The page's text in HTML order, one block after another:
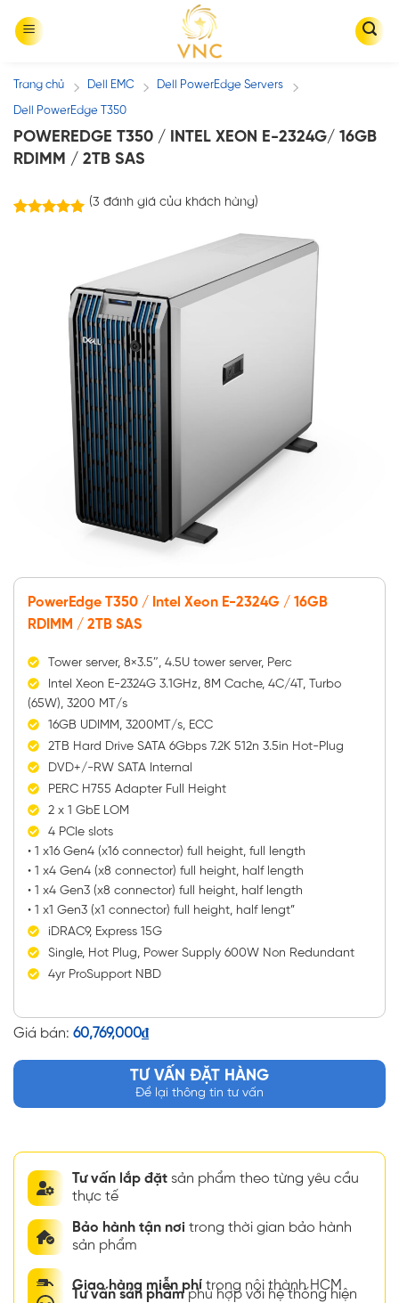
Trang chủ / Dell EMC / Dell PowerEdge Servers /
Dell PowerEdge T350
POWEREDGE T350 / INTEL XEON E-2324G/ 16GB
RDIMM / 2TB SAS
(3 đánh giá của khách hàng)
PowerEdge T350 / Intel Xeon E-2324G / 16GB
RDIMM / 2TB SAS
Tower server, 8×3.5″, 4.5U tower server, Perc
Intel Xeon E-2324G 3.1GHz, 8M Cache, 4C/4T, Turbo
(65W), 3200 MT/s
16GB UDIMM, 3200MT/s, ECC
2TB Hard Drive SATA 6Gbps 7.2K 512n 3.5in Hot-Plug
DVD+/-RW SATA Internal
PERC H755 Adapter Full Height
2 x 1 GbE LOM
4 PCIe slots
• 1 x16 Gen4 (x16 connector) full height, full length
• 1 x4 Gen4 (x8 connector) full height, half length
• 1 x4 Gen3 (x8 connector) full height, half length
• 1 x1 Gen3 (x1 connector) full height, half lengt”
iDRAC9, Express 15G
Single, Hot Plug, Power Supply 600W Non Redundant
4yr ProSupport NBD
Giá bán: 60,769,000₫
TƯ VẤN ĐẶT HÀNG
Để lại thông tin tư vấn
Tư vấn lắp đặt sản phẩm theo từng yêu cầu
thực tế
Bảo hành tận nơi trong thời gian bảo hành
sản phẩm
Giao hàng miễn phí trong nội thành HCM
Tư vấn sản phẩmphù hợp với hệ thống hiện